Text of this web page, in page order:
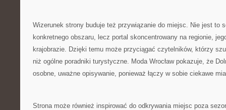
Wizerunek strony buduje też przywiązanie do miejsc. Nie jest to
konkretnego obszaru, lecz portal skoncentrowany na regionie,
krajobrazie. Dzięki temu może przyciągać czytelników, którzy
niż ogólne poradniki turystyczne. Moda Wrocław pokazuje, że
osobne, uważne opisywanie, ponieważ łączy w sobie ciekawe
Strona może również inspirować do odkrywania miejsc poza